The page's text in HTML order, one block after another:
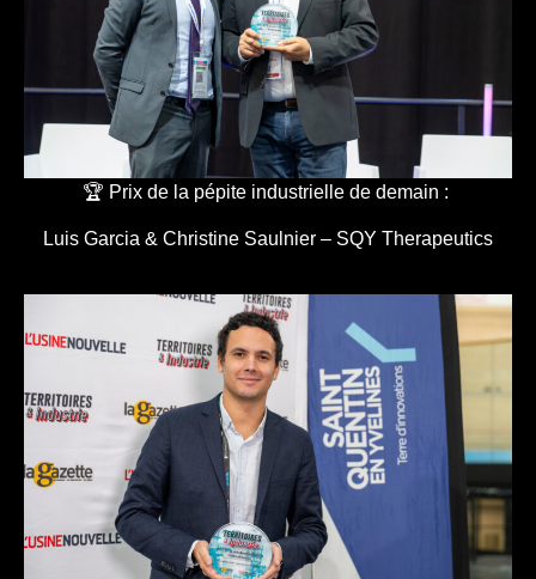
🏆 Prix de la pépite industrielle de demain :
Luis Garcia & Christine Saulnier – SQY Therapeutics